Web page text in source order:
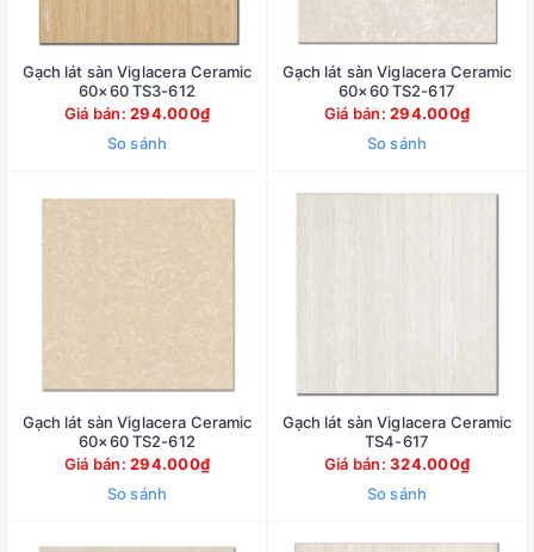
Gạch lát sàn Viglacera Ceramic
60×60 TS3-612
Giá bán:294.000₫
So sánh
Gạch lát sàn Viglacera Ceramic
60×60 TS2-617
Giá bán:294.000₫
So sánh
Gạch lát sàn Viglacera Ceramic
60×60 TS2-612
Giá bán:294.000₫
So sánh
Gạch lát sàn Viglacera Ceramic
TS4-617
Giá bán:324.000₫
So sánh